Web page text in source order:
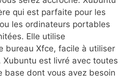
qui est parfaite pour les
les ordinateurs portables
Elle utilise
bureau Xfce, facile à utiliser
est livré avec toutes
base dont vous avez besoin